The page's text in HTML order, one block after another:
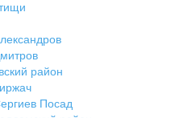
район
Посад